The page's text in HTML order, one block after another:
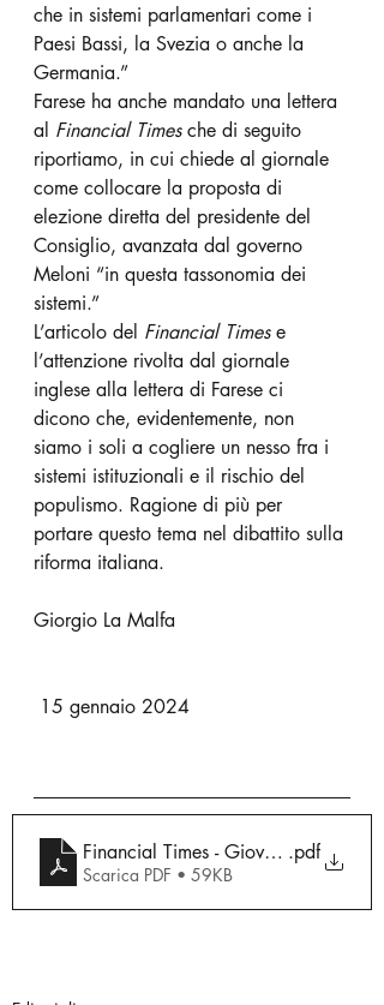
che in sistemi parlamentari come i
Paesi Bassi, la Svezia o anche la
Germania.”
Farese ha anche mandato una lettera
al Financial Times che di seguito
riportiamo, in cui chiede al giornale
come collocare la proposta di
elezione diretta del presidente del
Consiglio, avanzata dal governo
Meloni “in questa tassonomia dei
sistemi.”
L’articolo del Financial Times e
l’attenzione rivolta dal giornale
inglese alla lettera di Farese ci
dicono che, evidentemente, non
siamo i soli a cogliere un nesso fra i
sistemi istituzionali e il rischio del
populismo. Ragione di più per
portare questo tema nel dibattito sulla
riforma italiana.
Giorgio La Malfa
15 gennaio 2024
Financial Times - Giovanni Farese
.pdf
Scarica PDF • 59KB